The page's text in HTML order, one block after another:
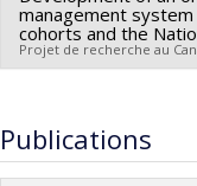
Co-chercheurs :
Sources de
thématiques de
management system
cohorts and the
Projet de recherche au
le cancer
Programmes de
Publications